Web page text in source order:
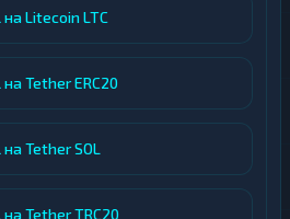
Litecoin LTC
Tether ERC20
Tether SOL
Tether TRC20